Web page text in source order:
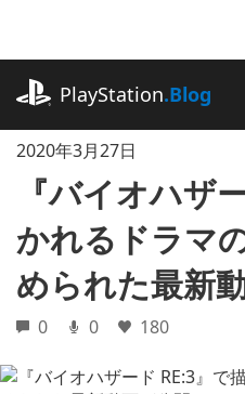
に
キ
ッ
プ
PlayStation.Blog
2020年3月27日
『バイオハザ
かれるドラマ
められた最新
0 0 180